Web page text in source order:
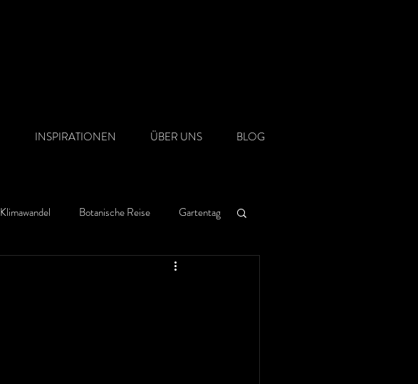
INSPIRATIONEN ÜBER UNS BLOG
Klimawandel Botanische Reise Gartentag